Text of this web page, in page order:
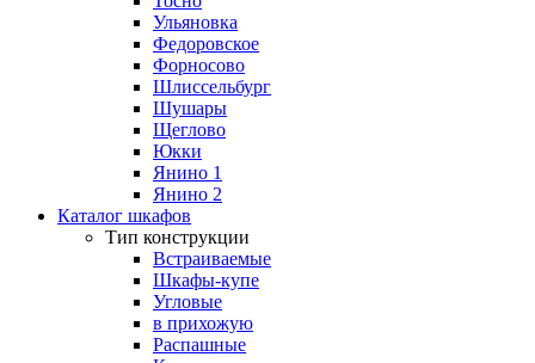
Ульяновка
Федоровское
Форносово
Шлиссельбург
Шушары
Щеглово
Юкки
Янино 1
Янино 2
Каталог шкафов
Тип конструкции
Встраиваемые
Шкафы-купе
Угловые
в прихожую
Распашные